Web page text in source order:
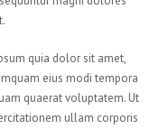
quia dolor sit amet,
eius modi tempora
quaerat voluptatem. Ut
ullam corporis